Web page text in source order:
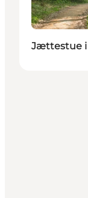
Jættestue i